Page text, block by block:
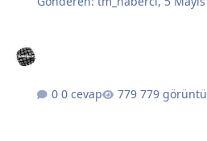
0 cevap 779 görüntü